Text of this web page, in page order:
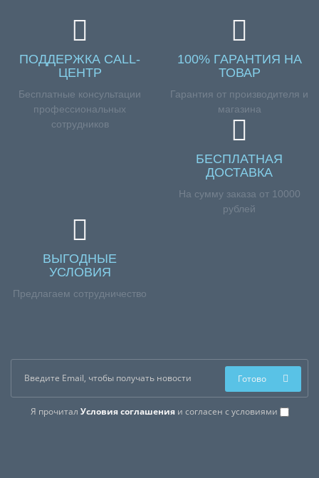
ПОДДЕРЖКА CALL-
ЦЕНТР
Бесплатные консультации
профессиональных
сотрудников
100% ГАРАНТИЯ НА
ТОВАР
Гарантия от производителя и
магазина
БЕСПЛАТНАЯ
ДОСТАВКА
На сумму заказа от 10000
рублей
ВЫГОДНЫЕ
УСЛОВИЯ
Предлагаем сотрудничество
Я прочитал Условия соглашенияи согласен с условиями
Готово